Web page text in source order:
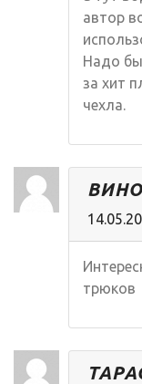
автор
Надо
за хит
чехла.
трюков